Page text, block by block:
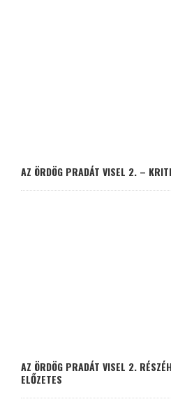
AZ ÖRDÖG PRADÁT VISEL 2. –
AZ ÖRDÖG PRADÁT VISEL 2.
ELŐZETES